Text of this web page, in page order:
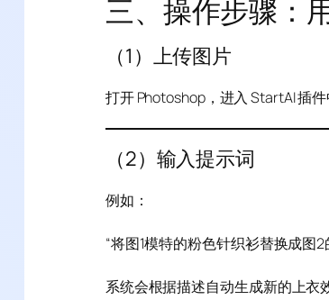
三、操作步骤：
（1）上传图片
打开 Photoshop，进入 StartAI 插
（2）输入提示词
例如：
“将图1模特的粉色针织衫替换成图
系统会根据描述自动生成新的上衣